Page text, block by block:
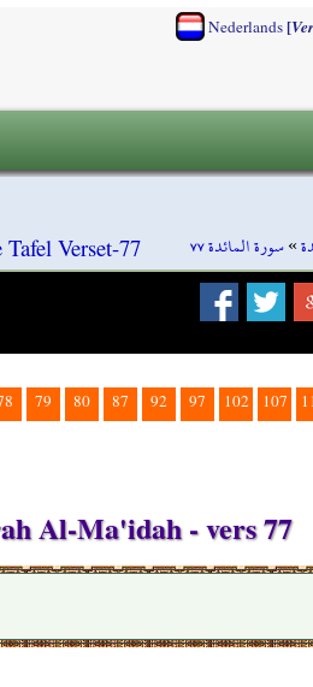
Nederlands[
»سورة المائدة ٧٧ Verset-77
79 80 87 92 97 102 107
Al-Ma'idah - vers 77